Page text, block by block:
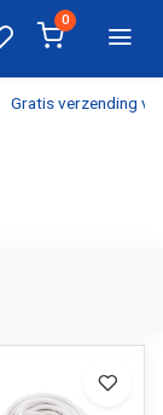
0
Gratis verzending